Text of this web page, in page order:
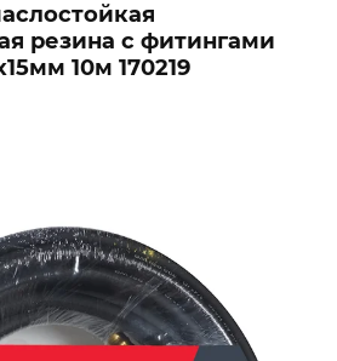
резина с фитингами
10м 170219